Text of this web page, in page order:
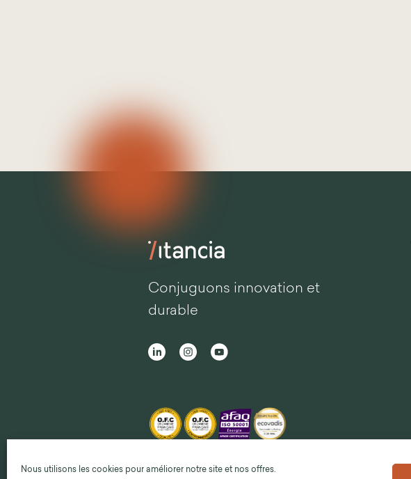
Nous utilisons les cookies pour améliorer notre site et nos offres.
Conjuguons innovation et
durable